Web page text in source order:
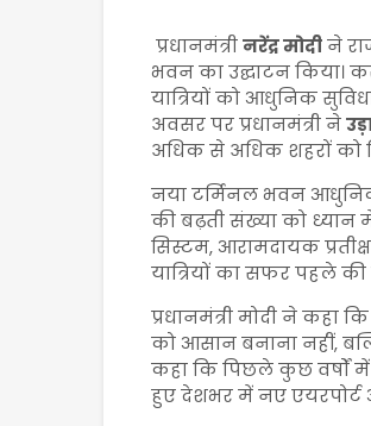
प्रधानमंत्रीनरेंद्र मोदीने
भवन का उद्घाटन किया।
यात्रियों को आधुनिक
अवसर पर प्रधानमंत्री ने
अधिक से अधिक शहरों को
नया टर्मिनल भवन
की बढ़ती संख्या को ध्यान
सिस्टम, आरामदायक
यात्रियों का सफर पहले
प्रधानमंत्री मोदी ने कहा
को आसान बनाना नहीं,
कहा कि पिछले कुछ वर्षों
हुए देशभर में नए